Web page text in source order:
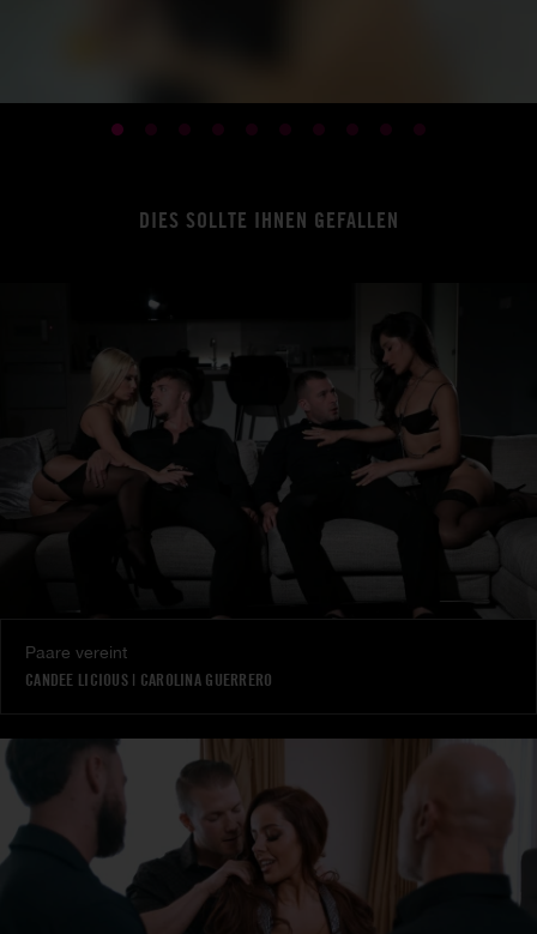
DIES SOLLTE IHNEN GEFALLEN
Paare vereint
CANDEE LICIOUS| CAROLINA GUERRERO